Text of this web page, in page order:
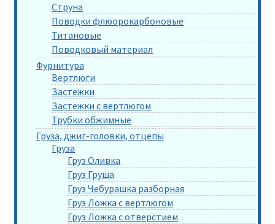
Струна
Поводки флюорокарбоновые
Титановые
Поводковый материал
Фурнитура
Вертлюги
Застежки
Застежки с вертлюгом
Трубки обжимные
Груза, джиг-головки, отцепы
Груза
Груз Оливка
Груз Груша
Груз Чебурашка разборная
Груз Ложка с вертлюгом
Груз Ложка с отверстием